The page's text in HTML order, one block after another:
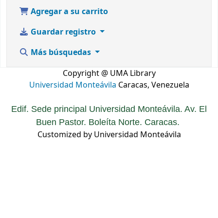
Agregar a su carrito
Guardar registro
Más búsquedas
Copyright @ UMA Library
Universidad Monteávila Caracas, Venezuela
Edif. Sede principal Universidad Monteávila. Av. El
Buen Pastor. Boleíta Norte. Caracas.
Customized by Universidad Monteávila